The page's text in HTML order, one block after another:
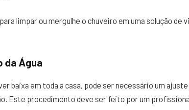
limpar ou mergulhe o chuveiro em uma solução de
da Água
baixa em toda a casa, pode ser necessário um ajuste
Este procedimento deve ser feito por um